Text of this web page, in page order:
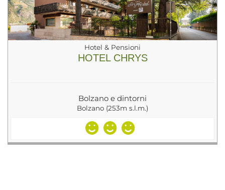
Hotel & Pensioni
HOTEL CHRYS
Bolzano e dintorni
Bolzano (253m s.l.m.)